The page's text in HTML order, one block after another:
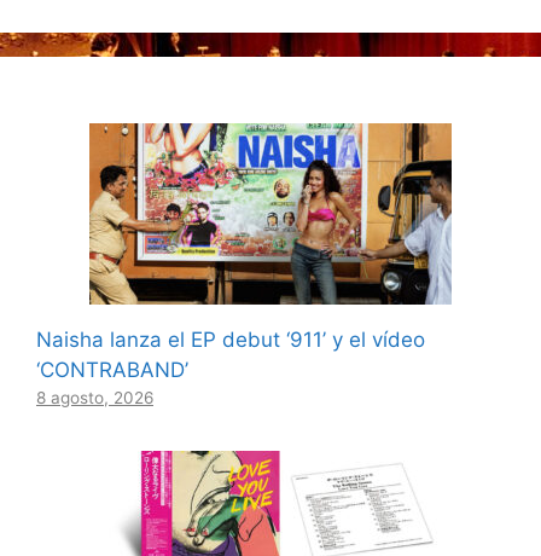
Naisha lanza el EP debut ‘911’ y el vídeo
‘CONTRABAND’
8 agosto, 2026